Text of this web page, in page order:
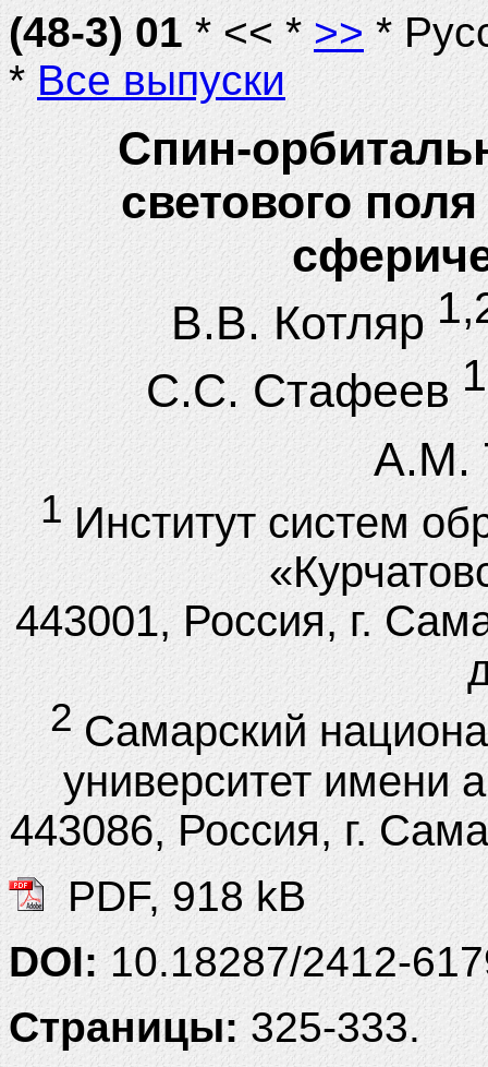
(48-3) 01* << * >>*
*Все выпуски
Cпин-
светового
В.В. Котляр
С.С. Стафеев
А.М.
1Институт систем
443001, Россия, г.
2 Самарский
университет имени
443086, Россия, г.
PDF, 918 kB
DOI:10.18287/2412-
Страницы: 325-333.